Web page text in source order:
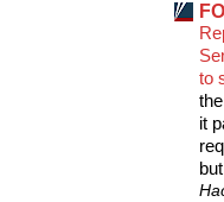
to
it